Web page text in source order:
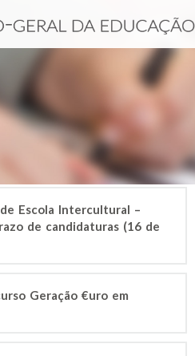
Escola Intercultural –
de candidaturas (16 de
Geração €uro em